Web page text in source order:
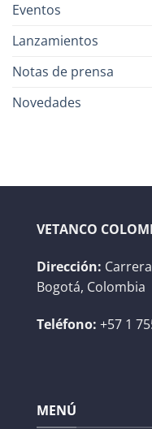
Eventos
Lanzamientos
Notas de prensa
Novedades
VETANCO
Dirección:
Bogotá, Colombia
Teléfono: +57 1
MENÚ